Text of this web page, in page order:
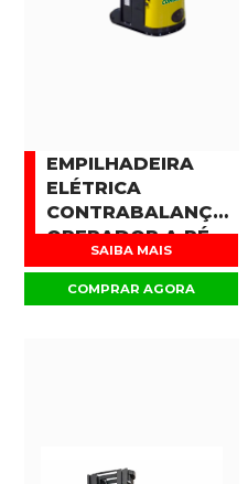
EMPILHADEIRA
ELÉTRICA
CONTRABALANÇADA
OPERADOR A PÉ
SAIBA MAIS
COMPRAR AGORA